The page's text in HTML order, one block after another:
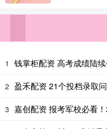
1 钱掌柜配资 高考成绩陆
2 盈禾配资 21个投档录取
3 嘉创配资 报考军校必看